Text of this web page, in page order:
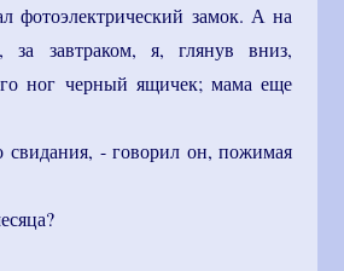
фотоэлектрический замок. А на
за завтраком, я, глянув вниз,
ног черный ящичек; мама еще
- говорил он, пожимая